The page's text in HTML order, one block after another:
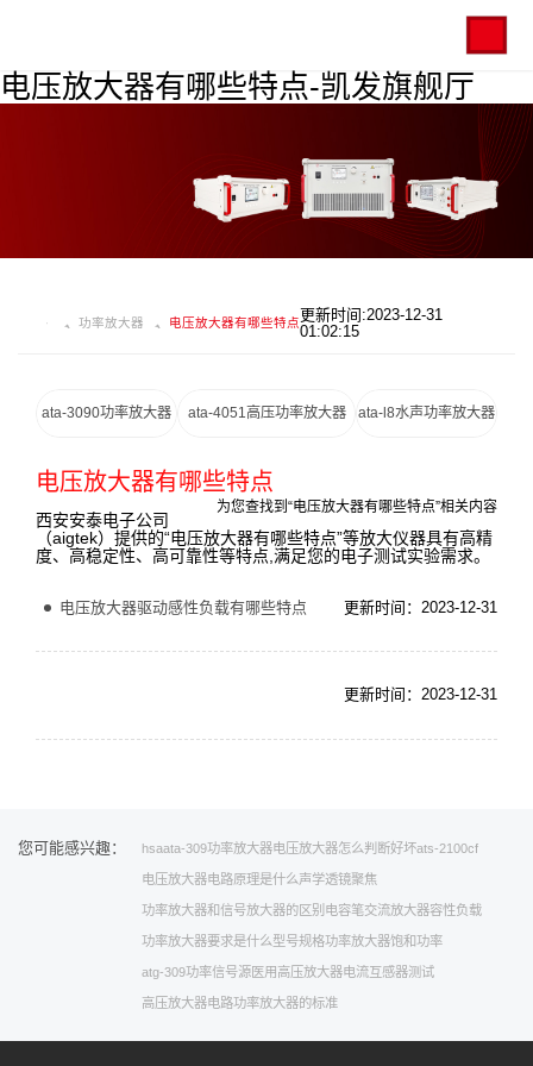
电压放大器有哪些特点-凯发旗舰厅
功率放大器 电压放大器有哪些特点更新时间:2023-12-31
01:02:15
ata-3090功率放大器 ata-4051高压功率放大器 ata-l8水声功率放大器
电压放大器有哪些特点
为您查找到“电压放大器有哪些特点”相关内容
西安安泰电子公司
（aigtek）提供的“电压放大器有哪些特点”等放大仪器具有高精
度、高稳定性、高可靠性等特点,满足您的电子测试实验需求。
电压放大器驱动感性负载有哪些特点 更新时间：2023-12-31
更新时间：2023-12-31
您可能感兴趣： hsaata-309功率放大器电压放大器怎么判断好坏ats-2100cf
电压放大器电路原理是什么声学透镜聚焦
功率放大器和信号放大器的区别 电容笔交流放大器容性负载
功率放大器要求是什么型号规格功率放大器饱和功率
atg-309功率信号源医用高压放大器电流互感器测试
高压放大器电路功率放大器的标准